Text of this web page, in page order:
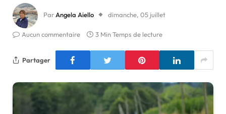
Par Angela Aiello dimanche, 05 juillet
Aucun commentaire 3 Min Temps de lecture
Partager